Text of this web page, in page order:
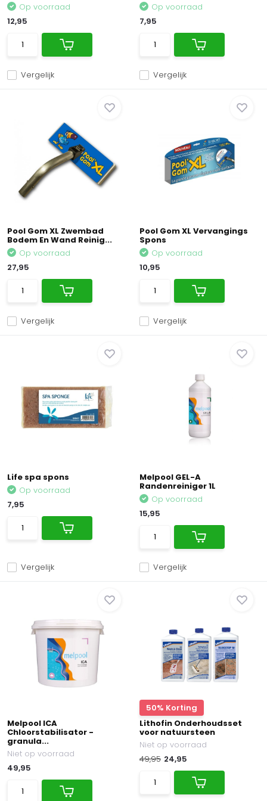
Vergelijk
Op voorraad
12,95
Vergelijk
Op voorraad
7,95
Pool Gom XL Zwembad
Bodem En Wand Reinig...
Vergelijk
Op voorraad
27,95
Pool Gom XL Vervangings
Spons
Vergelijk
Op voorraad
10,95
Life spa spons
Vergelijk
Op voorraad
7,95
Melpool GEL-A
Randenreiniger 1L
Vergelijk
Op voorraad
15,95
Melpool ICA
Chloorstabilisator -
granula...
Niet op voorraad
49,95
50% Korting
Lithofin Onderhoudsset
voor natuursteen
Niet op voorraad
49,95 24,95